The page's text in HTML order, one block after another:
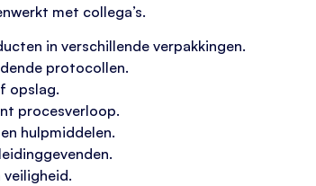
met collega’s.
in verschillende verpakkingen.
protocollen.
opslag.
procesverloop.
hulpmiddelen.